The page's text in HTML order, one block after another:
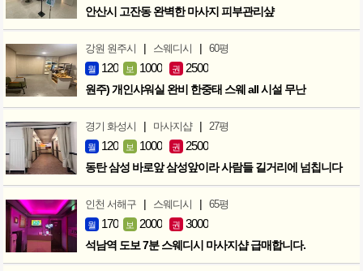
안산시 고잔동 완벽한 마사지 피부관리샾
강원 원주시 | 스웨디시 | 60평
월 120 보 1000 권 2500
원주) 개인샤워실 완비 한중태 스웨 all 시설 무난
경기 화성시 | 마사지샵 | 27평
월 120 보 1000 권 2500
동탄 삼성 바로앞 삼성앞이라 사람들 길거리에 넘칩니다
인천 서해구 | 스웨디시 | 65평
월 170 보 2000 권 3000
석남역 도보 7분 스웨디시 마사지샵 급매합니다.